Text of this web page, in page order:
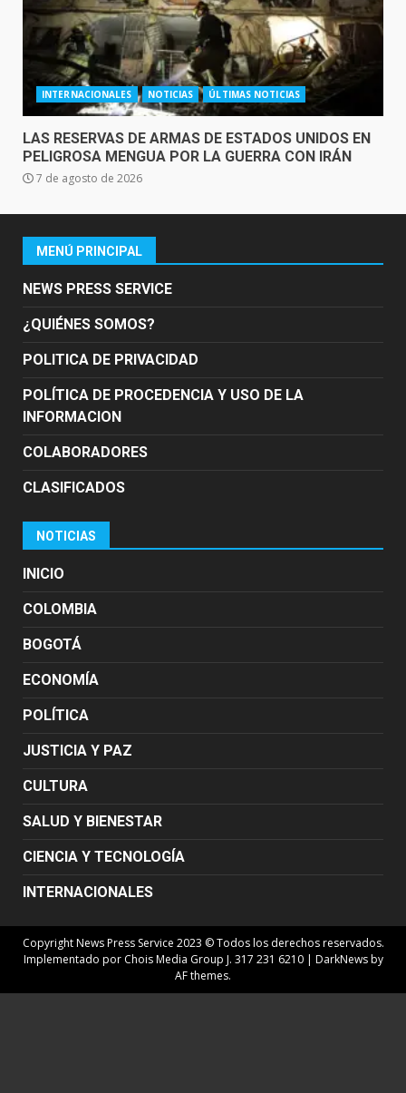
INTERNACIONALES NOTICIAS ÚLTIMAS NOTICIAS
LAS RESERVAS DE ARMAS DE ESTADOS UNIDOS EN
PELIGROSA MENGUA POR LA GUERRA CON IRÁN
7 de agosto de 2026
MENÚ PRINCIPAL
NEWS PRESS SERVICE
¿QUIÉNES SOMOS?
POLITICA DE PRIVACIDAD
POLÍTICA DE PROCEDENCIA Y USO DE LA
INFORMACION
COLABORADORES
CLASIFICADOS
NOTICIAS
INICIO
COLOMBIA
BOGOTÁ
ECONOMÍA
POLÍTICA
JUSTICIA Y PAZ
CULTURA
SALUD Y BIENESTAR
CIENCIA Y TECNOLOGÍA
INTERNACIONALES
Copyright News Press Service 2023 © Todos los derechos reservados.
Implementado por Chois Media Group J. 317 231 6210 | DarkNewsby
AF themes.